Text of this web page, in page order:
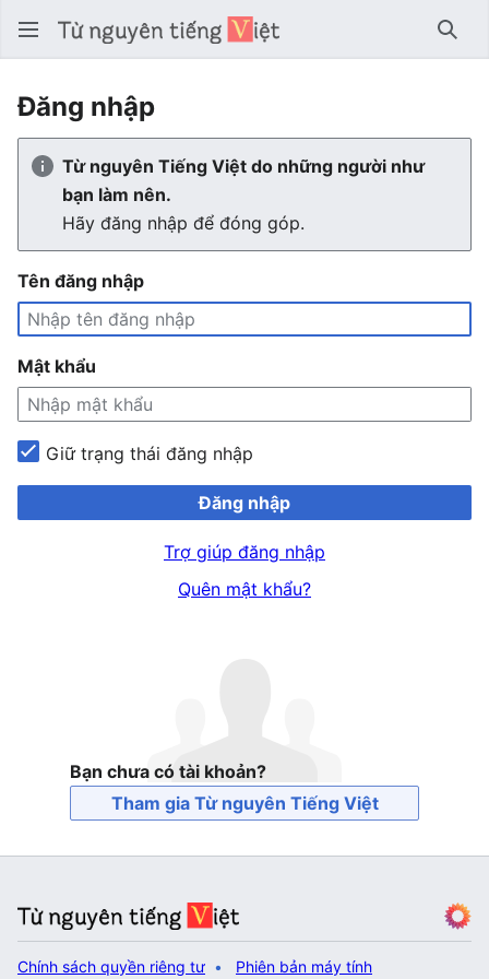
Tìm
Đăng nhập
Từ nguyên Tiếng Việt do những người như
bạn làm nên.
Hãy đăng nhập để đóng góp.
Tên đăng nhập
Mật khẩu
Giữ trạng thái đăng nhập
Đăng nhập
Trợ giúp đăng nhập
Quên mật khẩu?
Bạn chưa có tài khoản?
Tham gia Từ nguyên Tiếng Việt
Chính sách quyền riêng tư Phiên bản máy tính